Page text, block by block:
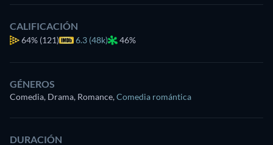
CALIFICACIÓN
64% (121) 6.3 (48k) 46%
GÉNEROS
Comedia, Drama, Romance,Comedia romántica
DURACIÓN